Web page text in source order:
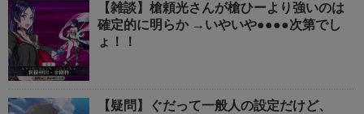
【雑談】槍頼光さんが槍ひーより強いのは
確定的に明らか →いやいや●●●●次第でし
ょ！！
【疑問】ぐだって一般人の設定だけど、